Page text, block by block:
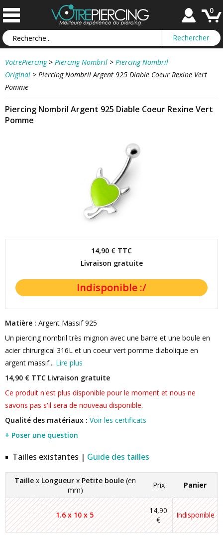
0
VotrePiercing > Piercing Nombril > Piercing Nombril
Original > Piercing Nombril Argent 925 Diable Coeur Rexine Vert
Pomme
Piercing Nombril Argent 925 Diable Coeur Rexine Vert
Pomme
14,90 € TTC
Livraison gratuite
Matière : Argent Massif 925
Un piercing nombril très mignon avec une barre et une boule en
acier chirurgical 316L et un coeur vert pomme diabolique en
argent massif... Lire plus
14,90 € TTC Livraison gratuite
Ce produit n'est plus disponible pour le moment et nous ne
savons pas s'il sera de nouveau disponible.
Qualité des matériaux : Voir les certificats
+ Poser une question
Tailles existantes | Guide des tailles
Taille x Longueur x Petite boule (en
mm)
Prix Panier
1.6 x 10 x 5
14,90
€
Indisponible